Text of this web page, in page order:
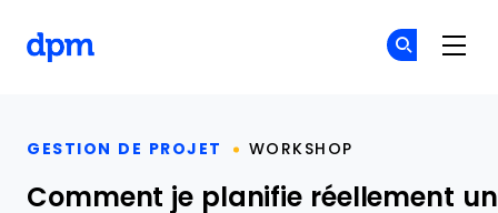
GESTION DE PROJET WORKSHOP
Comment je planifie réellement